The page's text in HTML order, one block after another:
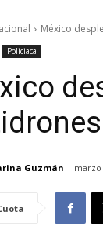
México
Policiaca
Guzmán marzo